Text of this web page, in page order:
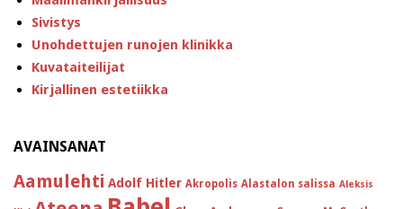
Sivistys
Unohdettujen runojen klinikka
Kuvataiteilijat
Kirjallinen estetiikka
AVAINSANAT
Aamulehti Adolf Hitler Akropolis Alastalon salissa Aleksis